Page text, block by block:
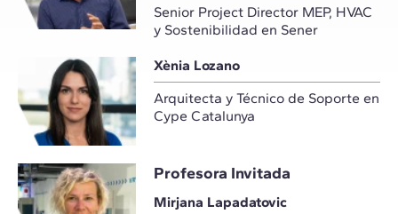
Senior Project Director MEP, HVAC
y Sostenibilidad en Sener
Xènia Lozano
Arquitecta y Técnico de Soporte en
Cype Catalunya
Profesora Invitada
Mirjana Lapadatovic